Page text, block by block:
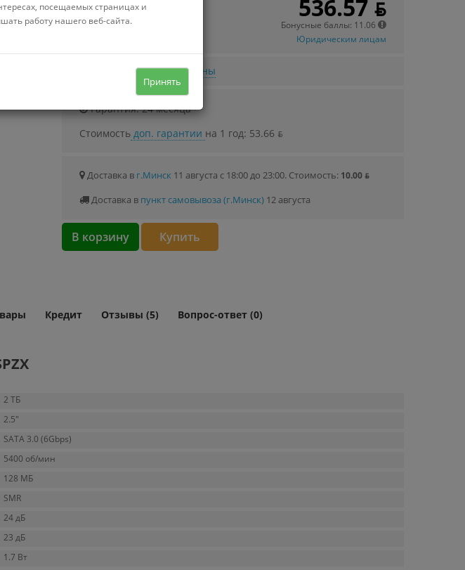
Можно купить в кредит
Стоимость от 8.33 ƃ/мec.
536.57 ƃ
Бонусные баллы: 11.06
Юридическим лицам
Узнать о снижении цены
Гарантия: 24 месяца
Стоимостьдоп. гарантии на 1 год: 53.66 ƃ
Доставка в г.Минск 11 августа с 18:00 до 23:00. Стоимость: 10.00 ƃ
Доставка в пункт самовывоза (г.Минск)12 августа
В корзину Купить
Кредит Отзывы (5) Вопрос-ответ (0)
2 ТБ
2.5"
SATA 3.0 (6Gbps)
5400 об/мин
128 МБ
SMR
24 дБ
23 дБ
1.7 Вт
посещаемых страницах и
работу нашего веб-сайта.
Принять